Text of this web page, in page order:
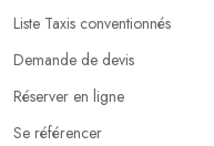
Liste Taxis conventionnés
Demande de devis
Réserver en ligne
Se référencer